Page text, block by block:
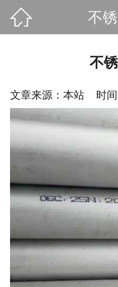
 不
不
文章来源：本站 时间